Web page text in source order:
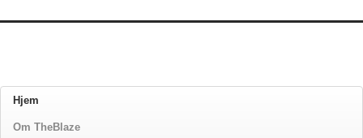
Hjem
Om TheBlaze